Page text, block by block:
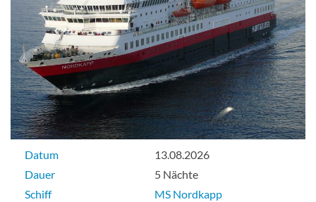
Datum
13.08.2026
Dauer
5 Nächte
Schiff
MS Nordkapp